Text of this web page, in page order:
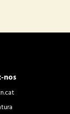
nos